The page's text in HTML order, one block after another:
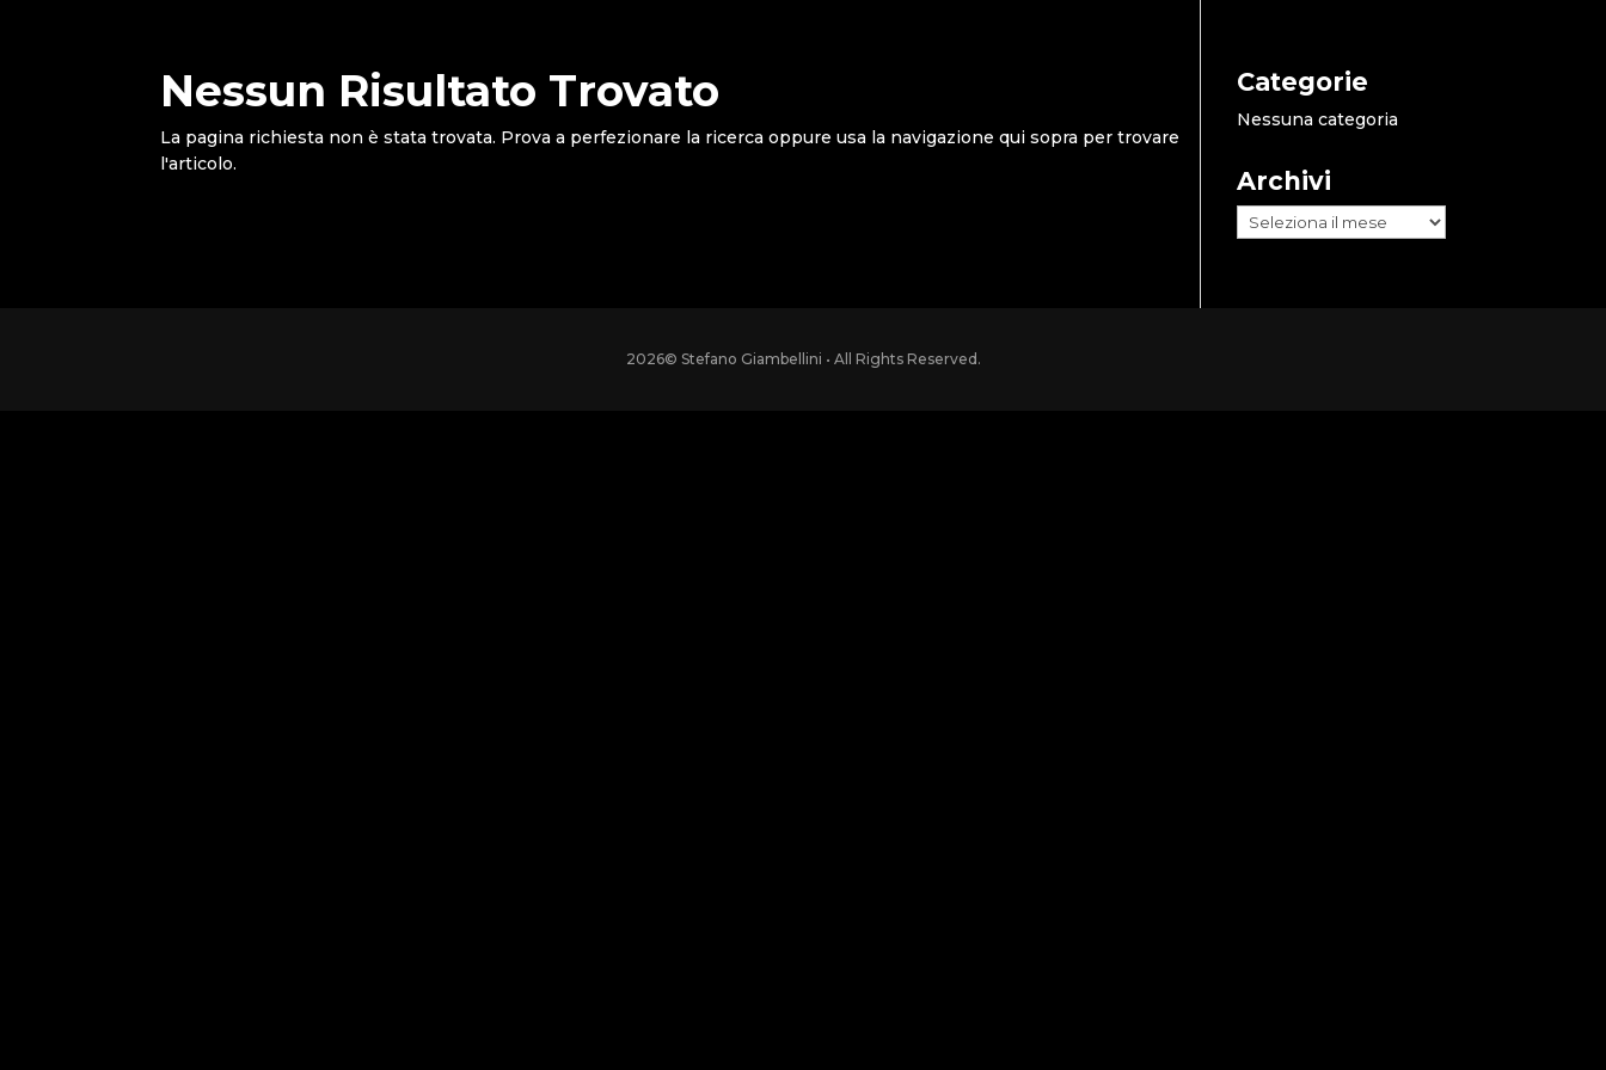
Nessun Risultato Trovato
La pagina richiesta non è stata trovata. Prova a perfezionare la ricerca oppure usa la navigazione qui sopra per trovare
l'articolo.
Categorie
Nessuna categoria
Archivi
Archivi
2026© Stefano Giambellini • All Rights Reserved.